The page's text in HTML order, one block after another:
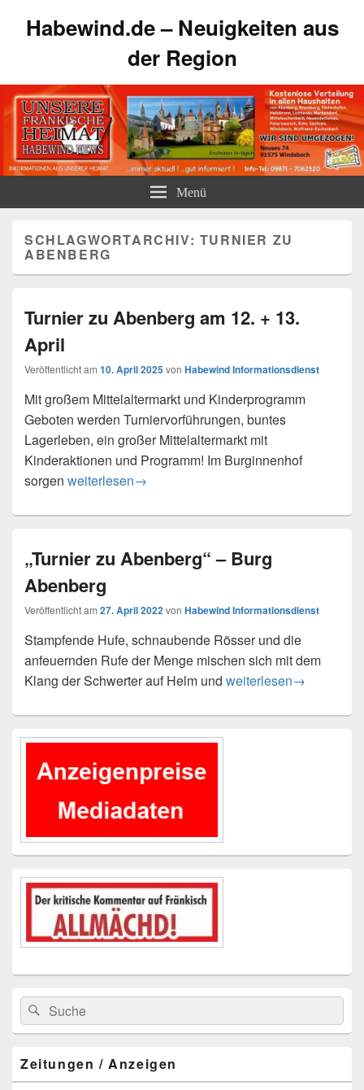
Habewind.de – Neuigkeiten aus
der Region
Menü
SCHLAGWORTARCHIV: TURNIER ZU
ABENBERG
Turnier zu Abenberg am 12. + 13.
April
Veröffentlicht am 10. April 2025von Habewind Informationsdienst
Mit großem Mittelaltermarkt und Kinderprogramm
Geboten werden Turniervorführungen, buntes
Lagerleben, ein großer Mittelaltermarkt mit
Kinderaktionen und Programm! Im Burginnenhof
sorgen Turnier zu Abenberg am 12. + 13. April
weiterlesen→
„Turnier zu Abenberg“ – Burg
Abenberg
Veröffentlicht am 27. April 2022von Habewind Informationsdienst
Stampfende Hufe, schnaubende Rösser und die
anfeuernden Rufe der Menge mischen sich mit dem
Klang der Schwerter auf Helm und „Turnier zu Abenberg“
weiterlesen→
Primärer
Widgetbereich
Suchen
nach:
Suchen
Zeitungen / Anzeigen